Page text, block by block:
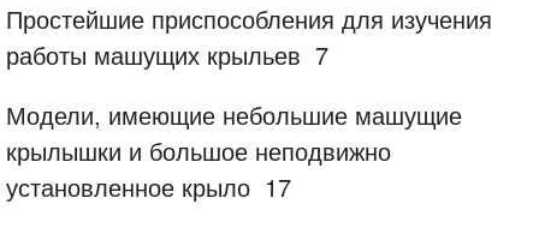
Простейшие приспособления для изучения
работы машущих крыльев 7
Модели, имеющие небольшие машущие
крылышки и большое неподвижно
установленное крыло 17